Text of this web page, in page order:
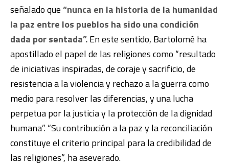
señalado que“nunca en la historia de la humanidad
la paz entre los pueblos ha sido una condición
dada por sentada”.En este sentido, Bartolomé ha
apostillado el papel de las religiones como “resultado
de iniciativas inspiradas, de coraje y sacrificio, de
resistencia a la violencia y rechazo a la guerra como
medio para resolver las diferencias, y una lucha
perpetua por la justicia y la protección de la dignidad
humana”. “Su contribución a la paz y la reconciliación
constituye el criterio principal para la credibilidad de
las religiones”, ha aseverado.